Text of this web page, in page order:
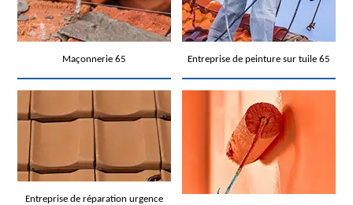
Maçonnerie 65 Entreprise de peinture sur tuile 65
Entreprise de réparation urgence